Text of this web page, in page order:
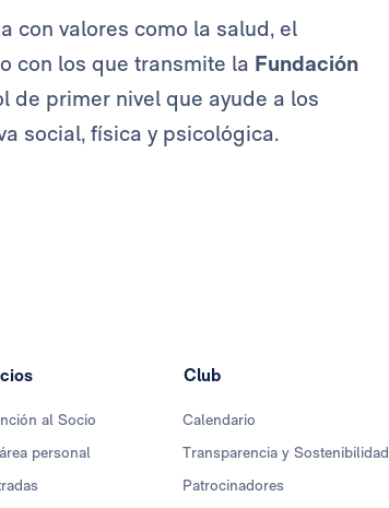
con valores como la salud, el
con los que transmite la Fundación
de primer nivel que ayude a los
social, física y psicológica.
al Socio
personal
Club
Calendario
Transparencia y Sostenibilidad
Patrocinadores